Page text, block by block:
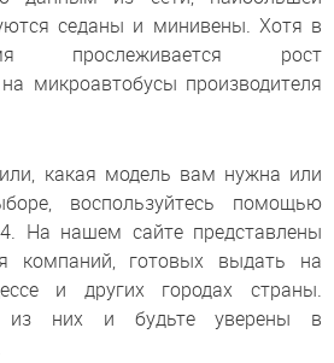
седаны и минивены. Хотя в
прослеживается рост
микроавтобусы производителя
какая модель вам нужна или
воспользуйтесь помощью
На нашем сайте представлены
компаний, готовых выдать на
и других городах страны.
из них и будьте уверены в